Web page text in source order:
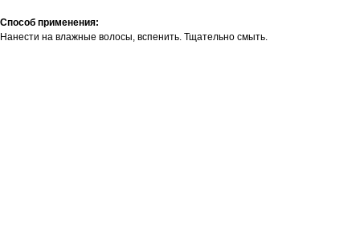
Способ применения:
Нанести на влажные волосы, вспенить. Тщательно смыть.